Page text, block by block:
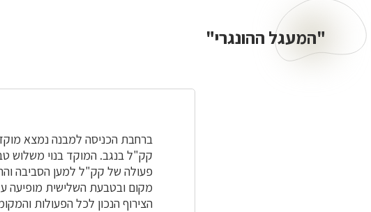
ההונגרי"
"המעגל ההונגרי"
ברחבת הכניסה למבנה נמצא
קק"ל בנגב. המוקד בנוי משלוש
פעולה של קק"ל למען הסביבה
מקום ובטבעת השלישית מופיעה
הצירוף הנכון לכל הפעולות